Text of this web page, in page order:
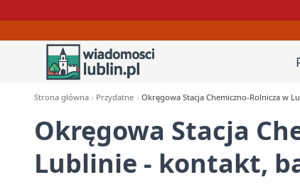
Strona główna Przydatne Okręgowa Stacja Chemiczno-Rolnicza w
Okręgowa Stacja
Lublinie - kontakt,